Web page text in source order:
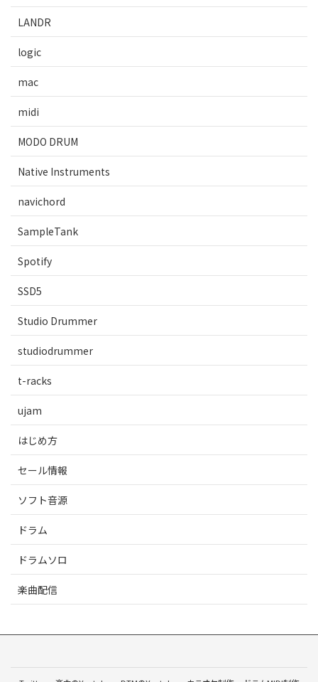
LANDR
logic
mac
midi
MODO DRUM
Native Instruments
navichord
SampleTank
Spotify
SSD5
Studio Drummer
studiodrummer
t-racks
ujam
はじめ方
セール情報
ソフト音源
ドラム
ドラムソロ
楽曲配信